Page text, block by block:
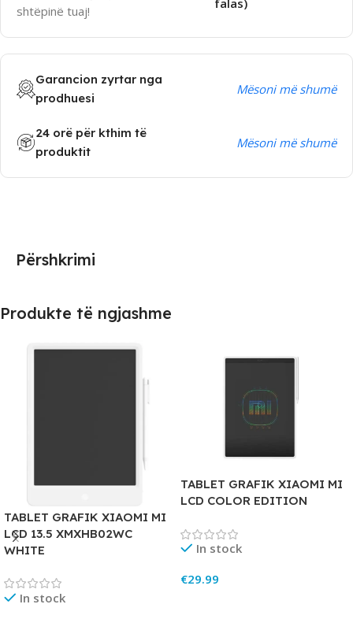
shtëpinë tuaj!
Garancion zyrtar nga
prodhuesi
Mësoni më shumë
24 orë për kthim të
produktit
Mësoni më shumë
Përshkrimi
Produkte të ngjashme
TABLET GRAFIK XIAOMI MI
LCD 13.5 XMXHB02WC
WHITE
In stock
TABLET GRAFIK XIAOMI MI
LCD COLOR EDITION
In stock
€29.99